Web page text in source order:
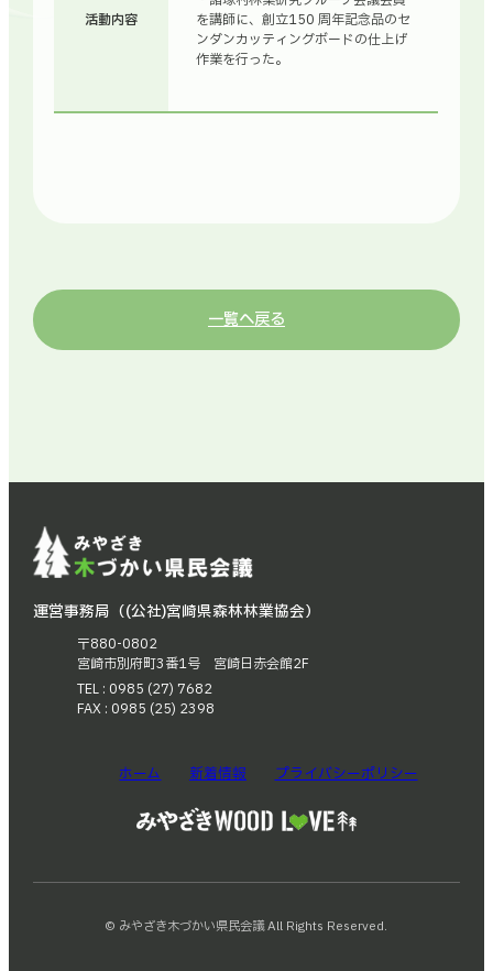
活動内容
を講師に、創立150 周年記念品のセ
ンダンカッティングボードの仕上げ
作業を行った。
一覧へ戻る
運営事務局（(公社)宮崎県森林林業協会）
〒880-0802
宮崎市別府町3番1号 宮崎日赤会館2F
TEL : 0985 (27) 7682
FAX : 0985 (25) 2398
ホーム 新着情報 プライバシーポリシー
© みやざき木づかい県民会議 All Rights Reserved.